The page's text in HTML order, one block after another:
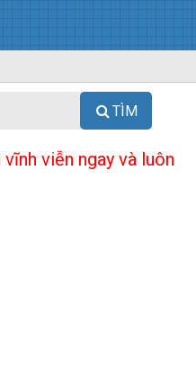
TÌM
viễn ngay và luôn